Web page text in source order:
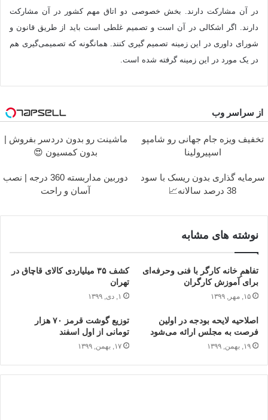
در آن مشارکت دارند. بخش خصوصی دو اتاق مهم کشور در آن مشارکت
دارند. اگر اشکالی در آن است و تصمیم غلطی است باید از طریق قانون و
شورای داوری در این زمینه تصمیم گیری کنند. همانگونه که تصمیمی‌گیری هم
در یک مورد در این زمینه گرفته شده است.
از سراسر وب
تخفیف ویزه جام جهانی رو شامپو
اسپیرولینا
ماشینت رو بدون دردسر بفروش |
بدون کمسیون 😍
سرمایه گذاری بدون ریسک با سود
38 درصد سالانه📈
دوربین مداربسته 360 درجه | نصب
آسان و راحت
نوشته های مشابه
تفاهمِ خانه کارگر با فنی وحرفه‌ای
برای آموزش کارگران
۱۵, مهر, ۱۳۹۹
کشف ۳۵ میلیاردی کالای قاچاق در
تهران
۱, دی, ۱۳۹۹
اصلاحیه لایحه بودجه در اولین
فرصت به مجلس ارائه می‌شود
۱۹, بهمن, ۱۳۹۹
توزیع گوشت قرمز ۷۰ هزار
تومانی از اول اسفند
۱۷, بهمن, ۱۳۹۹